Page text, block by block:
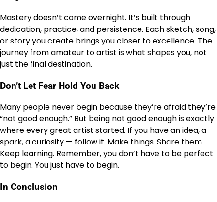
Mastery doesn’t come overnight. It’s built through
dedication, practice, and persistence. Each sketch, song,
or story you create brings you closer to excellence. The
journey from amateur to artist is what shapes you, not
just the final destination.
Don’t Let Fear Hold You Back
Many people never begin because they’re afraid they’re
“not good enough.” But being not good enough is exactly
where every great artist started. If you have an idea, a
spark, a curiosity — follow it. Make things. Share them.
Keep learning. Remember, you don’t have to be perfect
to begin. You just have to begin.
In Conclusion